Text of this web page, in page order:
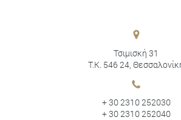
Τσιμισκή 31
Τ.Κ. 546 24,
+ 30 2310 252030
+ 30 2310 252040